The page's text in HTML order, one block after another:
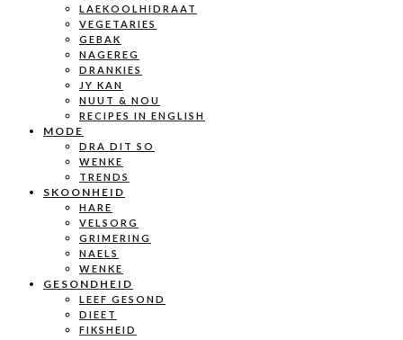
LAEKOOLHIDRAAT
VEGETARIES
GEBAK
NAGEREG
DRANKIES
JY KAN
NUUT & NOU
RECIPES IN ENGLISH
MODE
DRA DIT SO
WENKE
TRENDS
SKOONHEID
HARE
VELSORG
GRIMERING
NAELS
WENKE
GESONDHEID
LEEF GESOND
DIEET
FIKSHEID